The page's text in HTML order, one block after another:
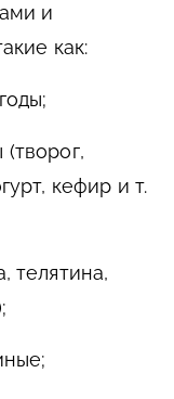
и
как:
кефир и т.
телятина,